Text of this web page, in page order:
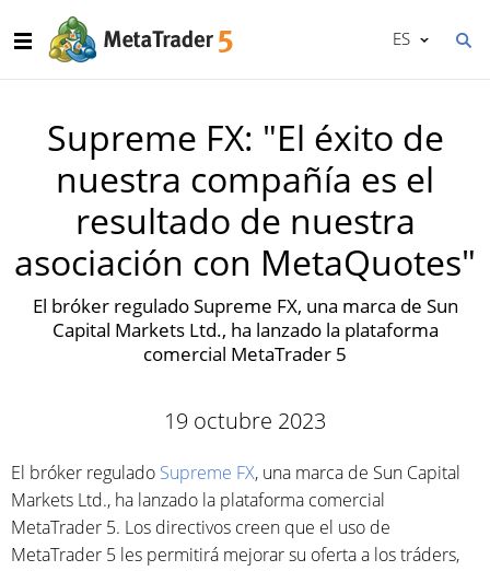
ES
Supreme FX: "El éxito de
nuestra compañía es el
resultado de nuestra
asociación con MetaQuotes"
El bróker regulado Supreme FX, una marca de Sun
Capital Markets Ltd., ha lanzado la plataforma
comercial MetaTrader 5
19 octubre 2023
El bróker regulado Supreme FX, una marca de Sun Capital
Markets Ltd., ha lanzado la plataforma comercial
MetaTrader 5. Los directivos creen que el uso de
MetaTrader 5 les permitirá mejorar su oferta a los tráders,